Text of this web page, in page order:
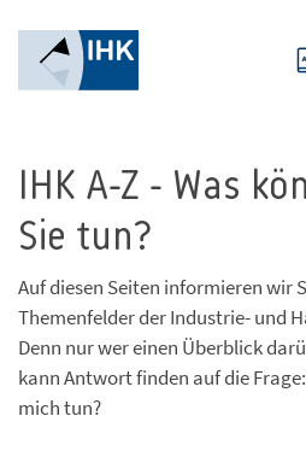
IHK A-Z - Was
Sie tun?
Auf diesen Seiten informieren wir
Themenfelder der Industrie- und
Denn nur wer einen Überblick
kann Antwort finden auf die
mich tun?